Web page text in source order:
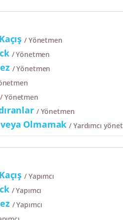
Yönetmen
Yönetmen
Yönetmen
Yönetmen
Yönetmen
Olmamak Yardımcı
Yapımcı
Yapımcı
Yapımcı